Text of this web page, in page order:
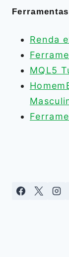
Renda
MQL5